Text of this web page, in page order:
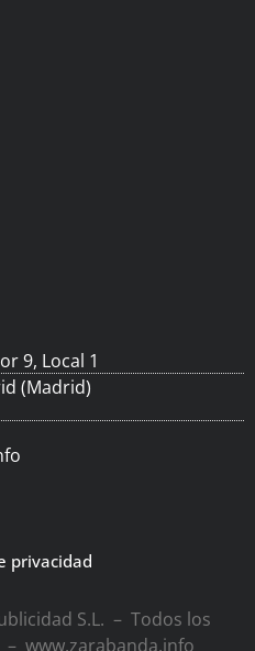
9, Local 1
(Madrid)
privacidad
S.L. – Todos los
www.zarabanda.info